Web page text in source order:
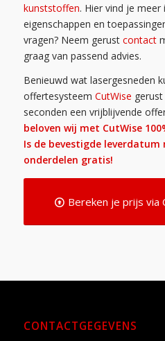
kunststoffen. Hier vind je
eigenschappen en
vragen? Neem gerust contact
graag van passend advies.
Benieuwd wat lasergesneden
offertesysteem CutWise
seconden een vrijblijvende
beloven wij met CutWise
Is de bevestigde
onderdelen gratis!
Bereken je prijs via
CONTACTGEGEVENS